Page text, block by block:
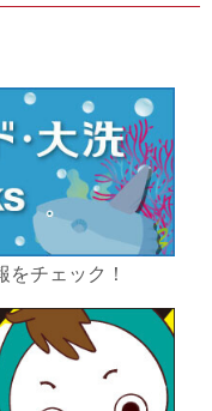
チェック！